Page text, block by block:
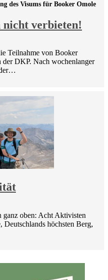
nicht verbieten!
des Visums für Booker Omole
Teilnahme von Booker
der DKP. Nach wochenlanger
ganz oben: Acht Aktivisten
Deutschlands höchsten Berg,